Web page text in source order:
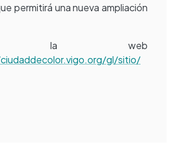
permitirá una nueva ampliación
la web
gl/sitio/